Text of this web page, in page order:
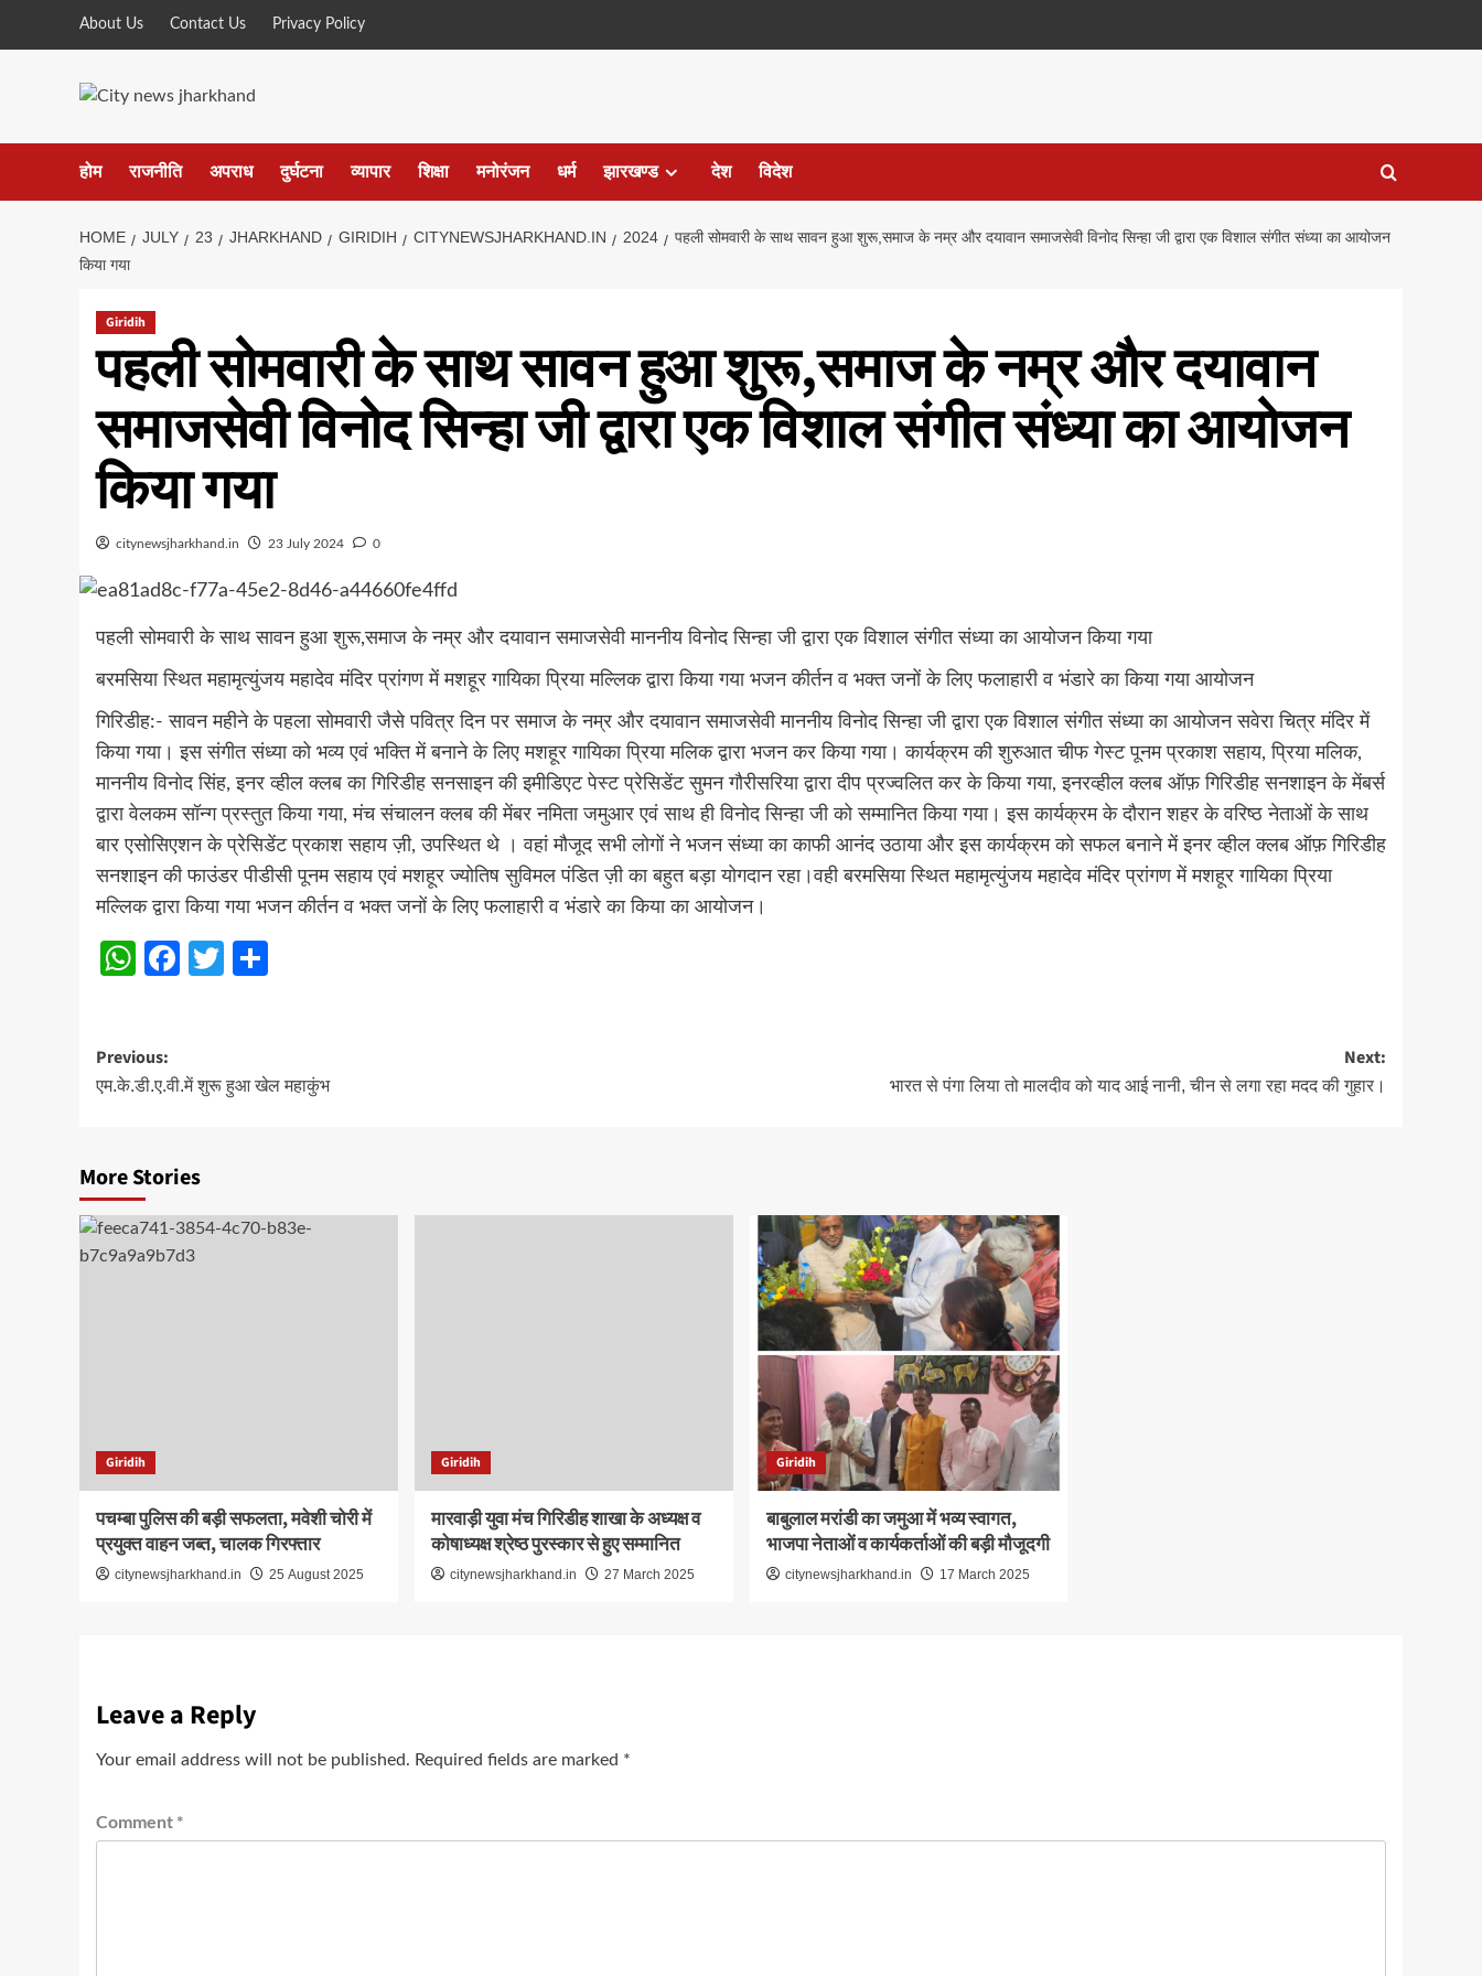
About Us Contact Us Privacy Policy
होम राजनीति अपराध दुर्घटना व्यापार शिक्षा मनोरंजन धर्म झारखण्ड देश विदेश
HOME JULY 23 JHARKHAND GIRIDIH CITYNEWSJHARKHAND.IN 2024
पहली सोमवारी के साथ सावन हुआ शुरू,समाज के नम्र और दयावान समाजसेवी विनोद सिन्हा जी द्वारा एक विशाल संगीत संध्या का आयोजन
किया गया
Giridih
पहली सोमवारी के साथ सावन हुआ शुरू,समाज के नम्र और दयावान
समाजसेवी विनोद सिन्हा जी द्वारा एक विशाल संगीत संध्या का आयोजन
किया गया
citynewsjharkhand.in 23 July 2024 0
पहली सोमवारी के साथ सावन हुआ शुरू,समाज के नम्र और दयावान समाजसेवी माननीय विनोद सिन्हा जी द्वारा एक विशाल संगीत संध्या का आयोजन किया गया
बरमसिया स्थित महामृत्युंजय महादेव मंदिर प्रांगण में मशहूर गायिका प्रिया मल्लिक द्वारा किया गया भजन कीर्तन व भक्त जनों के लिए फलाहारी व भंडारे का किया गया आयोजन
गिरिडीह:- सावन महीने के पहला सोमवारी जैसे पवित्र दिन पर समाज के नम्र और दयावान समाजसेवी माननीय विनोद सिन्हा जी द्वारा एक विशाल संगीत संध्या का आयोजन सवेरा चित्र मंदिर में
किया गया। इस संगीत संध्या को भव्य एवं भक्ति में बनाने के लिए मशहूर गायिका प्रिया मलिक द्वारा भजन कर किया गया। कार्यक्रम की शुरुआत चीफ गेस्ट पूनम प्रकाश सहाय, प्रिया मलिक,
माननीय विनोद सिंह, इनर व्हील क्लब का गिरिडीह सनसाइन की इमीडिएट पेस्ट प्रेसिडेंट सुमन गौरीसरिया द्वारा दीप प्रज्वलित कर के किया गया, इनरव्हील क्लब ऑफ़ गिरिडीह सनशाइन के मेंबर्स
द्वारा वेलकम सॉन्ग प्रस्तुत किया गया, मंच संचालन क्लब की मेंबर नमिता जमुआर एवं साथ ही विनोद सिन्हा जी को सम्मानित किया गया। इस कार्यक्रम के दौरान शहर के वरिष्ठ नेताओं के साथ
बार एसोसिएशन के प्रेसिडेंट प्रकाश सहाय ज़ी, उपस्थित थे । वहां मौजूद सभी लोगों ने भजन संध्या का काफी आनंद उठाया और इस कार्यक्रम को सफल बनाने में इनर व्हील क्लब ऑफ़ गिरिडीह
सनशाइन की फाउंडर पीडीसी पूनम सहाय एवं मशहूर ज्योतिष सुविमल पंडित ज़ी का बहुत बड़ा योगदान रहा।वही बरमसिया स्थित महामृत्युंजय महादेव मंदिर प्रांगण में मशहूर गायिका प्रिया
मल्लिक द्वारा किया गया भजन कीर्तन व भक्त जनों के लिए फलाहारी व भंडारे का किया का आयोजन।
WhatsApp
Facebook
Twitter
Post
navigation
Previous:
एम.के.डी.ए.वी.में शुरू हुआ खेल महाकुंभ
Next:
भारत से पंगा लिया तो मालदीव को याद आई नानी, चीन से लगा रहा मदद की गुहार।
More Stories
Giridih
पचम्बा पुलिस की बड़ी सफलता, मवेशी चोरी में
प्रयुक्त वाहन जब्त, चालक गिरफ्तार
citynewsjharkhand.in 25 August 2025
Giridih
मारवाड़ी युवा मंच गिरिडीह शाखा के अध्यक्ष व
कोषाध्यक्ष श्रेष्ठ पुरस्कार से हुए सम्मानित
citynewsjharkhand.in 27 March 2025
Giridih
बाबुलाल मरांडी का जमुआ में भव्य स्वागत,
भाजपा नेताओं व कार्यकर्ताओं की बड़ी मौजूदगी
citynewsjharkhand.in 17 March 2025
Leave a Reply
Your email address will not be published. Required fields are marked *
Comment *